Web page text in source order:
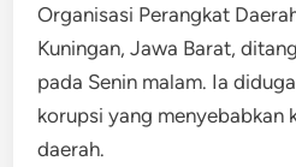
Organisasi Perangkat
Kuningan, Jawa Barat,
pada Senin malam. Ia
korupsi yang menyebabkan
daerah.